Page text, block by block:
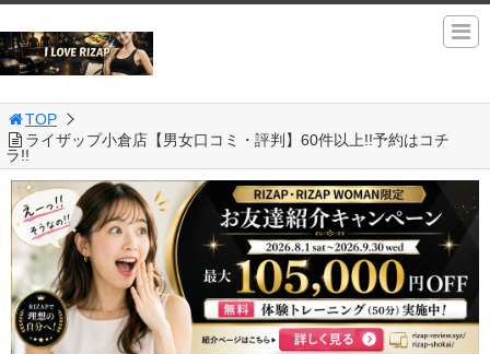
TOP
ライザップ小倉店【男女口コミ・評判】60件以上!!予約はコチ
ラ!!